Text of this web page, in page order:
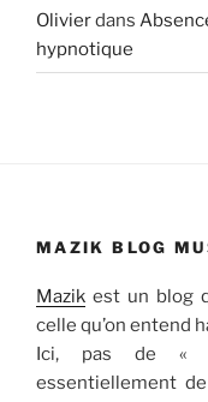
Olivierdans
hypnotique
MAZIK BLOG
Mazik est un blog
celle qu’on entend
Ici, pas de «
essentiellement de